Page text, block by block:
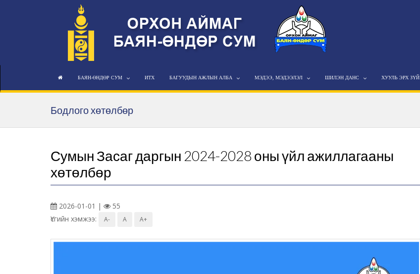
БАЯН-ӨНДӨР СУМ ИТХ БАГУУДЫН АЖЛЫН АЛБА МЭДЭЭ, МЭДЭЭЛЭЛ ШИЛЭН ДАНС ХУУЛЬ ЭРХ ЗҮЙ
Бодлого хөтөлбөр
Сумын Засаг даргын 2024-2028 оны үйл ажиллагааны
хөтөлбөр
2026-01-01 |
55
Үсгийн хэмжээ:
A- A A+